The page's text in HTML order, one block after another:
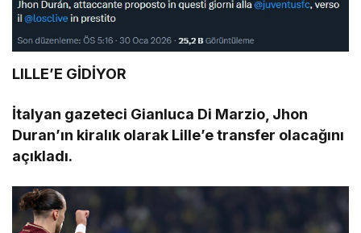
LILLE’E GİDİYOR
İtalyan gazeteci Gianluca Di Marzio, Jhon
Duran’ın kiralık olarak Lille’e transfer olacağını
açıkladı.